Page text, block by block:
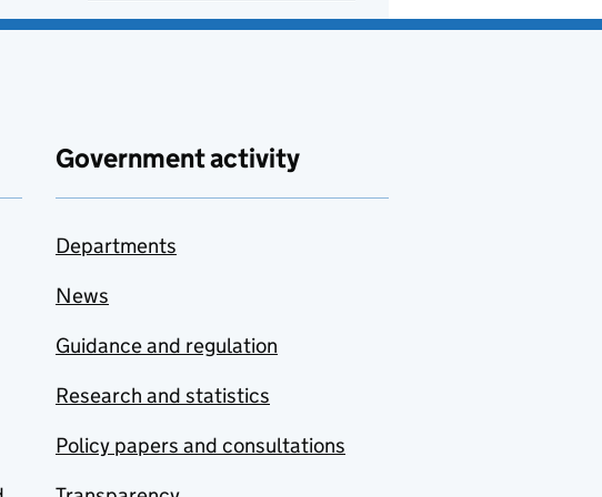
Government activity
Departments
News
Guidance and regulation
Research and statistics
Policy papers and consultations